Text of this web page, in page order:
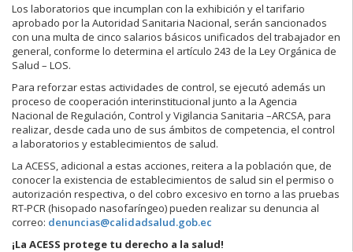
Los laboratorios que incumplan con la exhibición y el tarifario
aprobado por la Autoridad Sanitaria Nacional, serán sancionados
con una multa de cinco salarios básicos unificados del trabajador en
general, conforme lo determina el artículo 243 de la Ley Orgánica de
Salud – LOS.
Para reforzar estas actividades de control, se ejecutó además un
proceso de cooperación interinstitucional junto a la Agencia
Nacional de Regulación, Control y Vigilancia Sanitaria –ARCSA, para
realizar, desde cada uno de sus ámbitos de competencia, el control
a laboratorios y establecimientos de salud.
La ACESS, adicional a estas acciones, reitera a la población que, de
conocer la existencia de establecimientos de salud sin el permiso o
autorización respectiva, o del cobro excesivo en torno a las pruebas
RT-PCR (hisopado nasofaríngeo) pueden realizar su denuncia al
correo: denuncias@calidadsalud.gob.ec
¡La ACESS protege tu derecho a la salud!